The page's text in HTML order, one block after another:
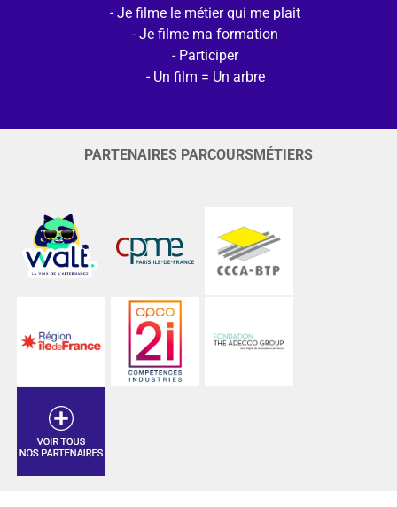
Je filme le métier qui me plait
Je filme ma formation
Participer
Un film = Un arbre
PARTENAIRES PARCOURSMÉTIERS